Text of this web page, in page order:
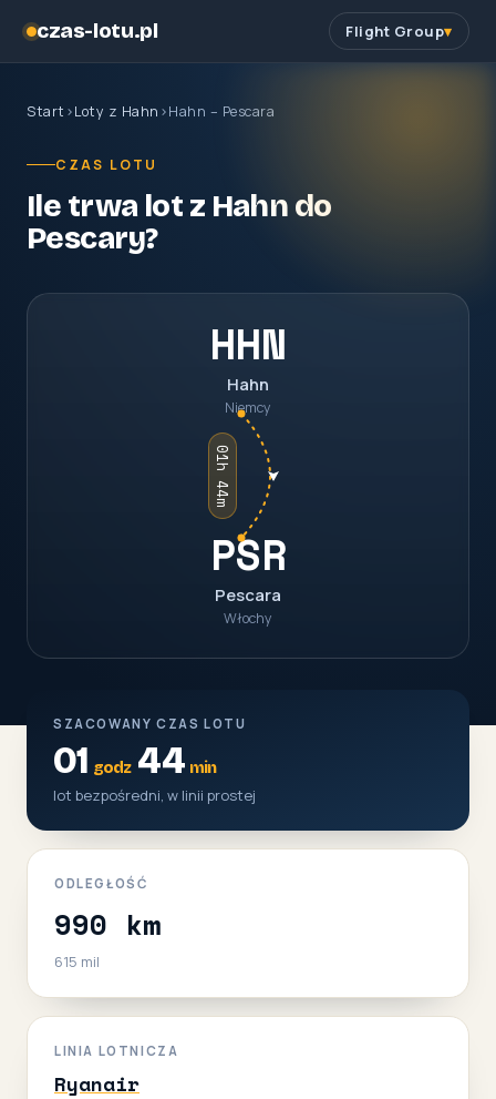
czas-lotu.pl Flight Group
Start ›Loty z Hahn ›Hahn – Pescara
CZAS LOTU
Ile trwa lot z Hahn do
Pescary?
HHN
Hahn
Niemcy
01h 44m
PSR
Pescara
Włochy
SZACOWANY CZAS LOTU
01 godz44 min
lot bezpośredni, w linii prostej
ODLEGŁOŚĆ
990 km
615 mil
LINIA LOTNICZA
Ryanair